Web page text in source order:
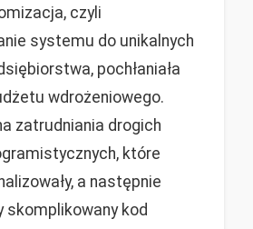
czyli
systemu do unikalnych
pochłaniała
wdrożeniowego.
zatrudniania drogich
które
a następnie
skomplikowany kod